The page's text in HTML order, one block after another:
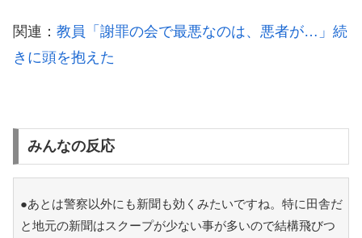
関連： 教員「謝罪の会で最悪なのは、悪者が…」続
きに頭を抱えた
みんなの反応
●あとは警察以外にも新聞も効くみたいですね。特に田舎だ
と地元の新聞はスクープが少ない事が多いので結構飛びつ